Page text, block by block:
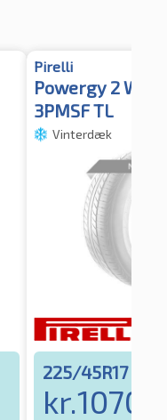
Pirelli
Powergy 2
3PMSF TL
Vinterdæk
225/45R17 94V
kr.